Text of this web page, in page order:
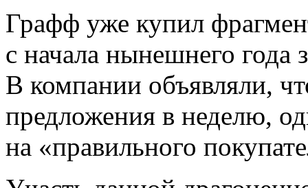
Графф уже купил
с начала нынешнего года
В компании объявляли,
предложения в неделю,
на «правильного